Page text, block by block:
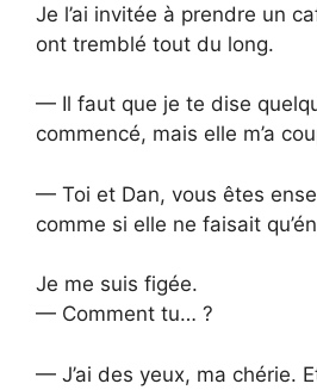
Je l’ai invitée à prendre un
ont tremblé tout du long.
— Il faut que je te dise
commencé, mais elle m’a
— Toi et Dan, vous êtes
comme si elle ne faisait
Je me suis figée.
— Comment tu… ?
— J’ai des yeux, ma chérie.